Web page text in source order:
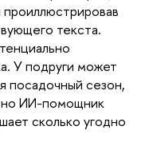
текста.
У подруги может
посадочный сезон,
но ИИ-помощник
сколько угодно